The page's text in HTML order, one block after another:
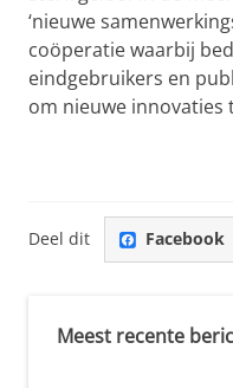
‘nieuwe
coöperatie waarbij
eindgebruikers en
om nieuwe innovaties
Deel dit Facebook
Meest recente